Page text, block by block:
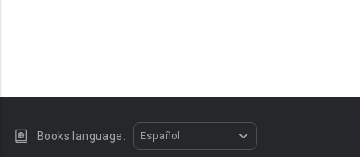
Books language: Español